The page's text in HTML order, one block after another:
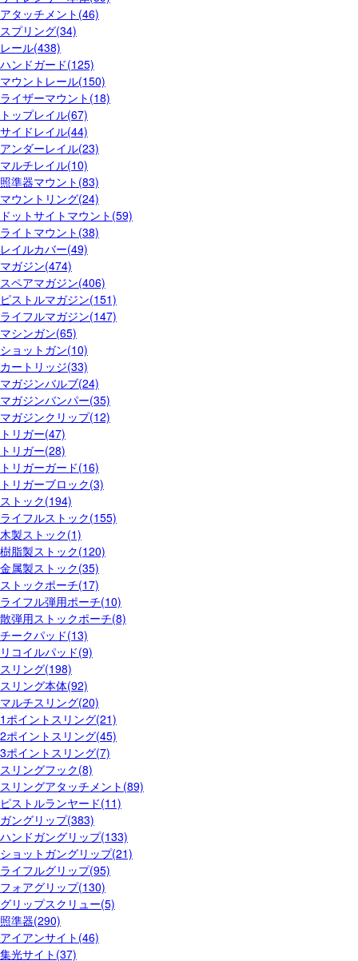
アタッチメント(46)
スプリング(34)
レール(438)
ハンドガード(125)
マウントレール(150)
ライザーマウント(18)
トップレイル(67)
サイドレイル(44)
アンダーレイル(23)
マルチレイル(10)
照準器マウント(83)
マウントリング(24)
ドットサイトマウント(59)
ライトマウント(38)
レイルカバー(49)
マガジン(474)
スペアマガジン(406)
ピストルマガジン(151)
ライフルマガジン(147)
マシンガン(65)
ショットガン(10)
カートリッジ(33)
マガジンバルブ(24)
マガジンバンパー(35)
マガジンクリップ(12)
トリガー(47)
トリガー(28)
トリガーガード(16)
トリガーブロック(3)
ストック(194)
ライフルストック(155)
木製ストック(1)
樹脂製ストック(120)
金属製ストック(35)
ストックポーチ(17)
ライフル弾用ポーチ(10)
散弾用ストックポーチ(8)
チークパッド(13)
リコイルパッド(9)
スリング(198)
スリング本体(92)
マルチスリング(20)
1ポイントスリング(21)
2ポイントスリング(45)
3ポイントスリング(7)
スリングフック(8)
スリングアタッチメント(89)
ピストルランヤード(11)
ガングリップ(383)
ハンドガングリップ(133)
ショットガングリップ(21)
ライフルグリップ(95)
フォアグリップ(130)
グリップスクリュー(5)
照準器(290)
アイアンサイト(46)
集光サイト(37)